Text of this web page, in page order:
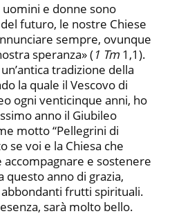
uomini e donne sono
futuro, le nostre Chiese
sempre, ovunque
speranza» (1 Tm 1,1).
tradizione della
la quale il Vescovo di
ogni venticinque anni, ho
anno il Giubileo
motto “Pellegrini di
se voi e la Chiesa che
e sostenere
questo anno di grazia,
frutti spirituali.
sarà molto bello.